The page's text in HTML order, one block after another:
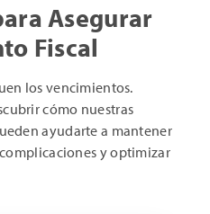
Asegurar
Fiscal
los vencimientos.
cómo nuestras
ayudarte a mantener
y optimizar